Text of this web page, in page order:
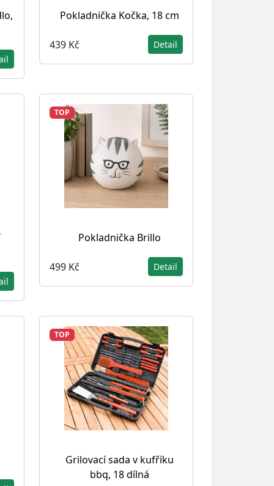
Pokladnička Kočka, 18 cm
439 Kč Detail
TOP
Pokladnička Brillo
499 Kč Detail
TOP
Grilovací sada v kufříku
bbq, 18 dílná